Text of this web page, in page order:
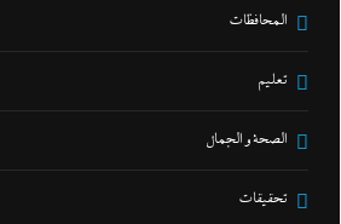
المحافظات
تعليم
الصحة و الجمال
تحقيقات